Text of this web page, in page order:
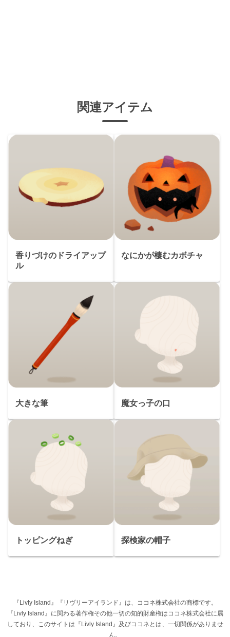
関連アイテム
香りづけのドライアップ
ル
なにかが棲むカボチャ
大きな筆 魔女っ子の口
トッピングねぎ 探検家の帽子
『Livly Island』『リヴリーアイランド』は、ココネ株式会社の商標です。
『Livly Island』に関わる著作権その他一切の知的財産権はココネ株式会社に属
しており、このサイトは『Livly Island』及びココネとは、一切関係がありませ
ん。